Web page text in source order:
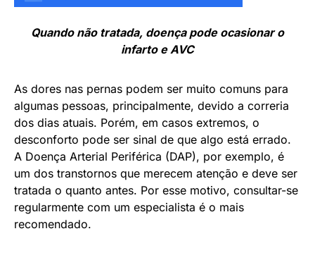
Quando não tratada, doença pode ocasionar o
infarto e AVC
As dores nas pernas podem ser muito comuns para
algumas pessoas, principalmente, devido a correria
dos dias atuais. Porém, em casos extremos, o
desconforto pode ser sinal de que algo está errado.
A Doença Arterial Periférica (DAP), por exemplo, é
um dos transtornos que merecem atenção e deve ser
tratada o quanto antes. Por esse motivo, consultar-se
regularmente com um especialista é o mais
recomendado.